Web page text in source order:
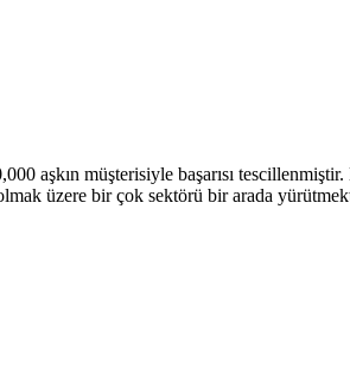
aşkın müşterisiyle başarısı
üzere bir çok sektörü bir arada